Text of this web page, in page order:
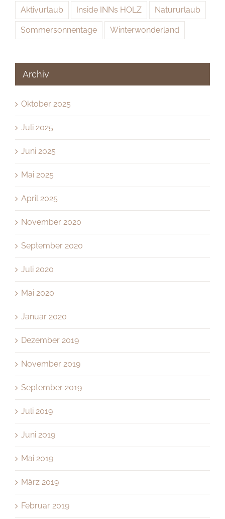
Aktivurlaub Inside INNs HOLZ Natururlaub
Sommersonnentage Winterwonderland
Archiv
Oktober 2025
Juli 2025
Juni 2025
Mai 2025
April 2025
November 2020
September 2020
Juli 2020
Mai 2020
Januar 2020
Dezember 2019
November 2019
September 2019
Juli 2019
Juni 2019
Mai 2019
März 2019
Februar 2019